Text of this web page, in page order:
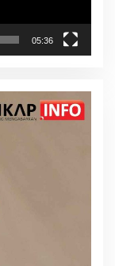
05:36